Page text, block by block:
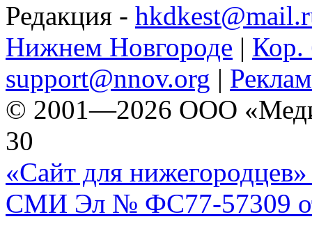
Редакция -
Нижнем Новгороде | Кор.
support@nnov.org |
© 2001—2026 ООО
30
«Сайт для нижегородцев»
СМИ Эл № ФС77-57309